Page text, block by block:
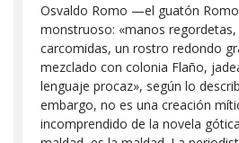
Osvaldo Romo —el guatón
monstruoso: «manos regordetas,
carcomidas, un rostro redondo
mezclado con colonia Flaño,
lenguaje procaz», según lo
embargo, no es una creación
incomprendido de la novela